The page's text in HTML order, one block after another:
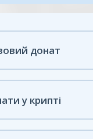
донат
у крипті